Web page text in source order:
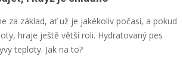
za základ, ať už je jakékoliv počasí, a pokud
hraje ještě větší roli. Hydratovaný pes
teploty. Jak na to?